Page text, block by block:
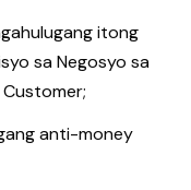
itong
sa Negosyo sa
anti-money